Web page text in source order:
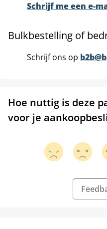
Schrijf me een e-
Bulkbestelling of
Schrijf ons op
Hoe nuttig is deze
voor je